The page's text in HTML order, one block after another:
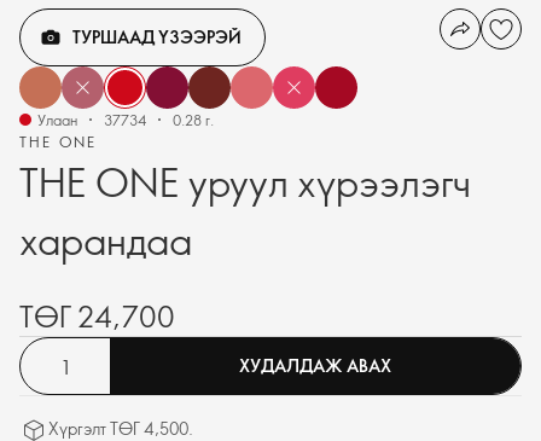
THE ONE
THE ONE уруул хүрээлэгч
харандаа
ТУРШААД ҮЗЭЭРЭЙ
Улаан 37734 0.28 г.
ТӨГ 24,700
ХУДАЛДАЖ АВАХ
Хүргэлт ТӨГ 4,500.